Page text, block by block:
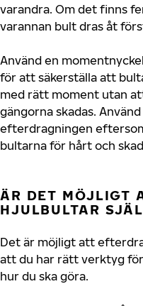
varandra. Om det finns
varannan bult dras åt
Använd en
för att säkerställa att
med rätt moment utan
gängorna skadas.
efterdragningen
bultarna för hårt och
ÄR DET MÖJLIGT
HJULBULTAR
Det är möjligt att
att du har rätt verktyg
hur du ska göra.